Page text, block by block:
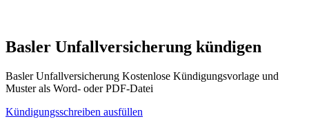
Basler Unfallversicherung kündigen
Basler Unfallversicherung Kostenlose Kündigungsvorlage und
Muster als Word- oder PDF-Datei
Kündigungsschreiben ausfüllen